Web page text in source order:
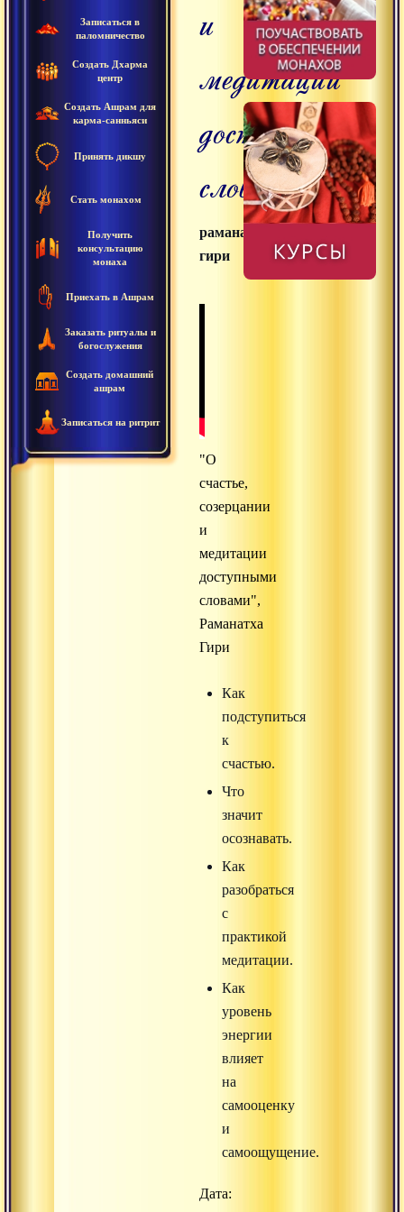
Записаться в
паломничество
Создать Дхарма
центр
Создать Ашрам для
карма-санньяси
Принять дикшу
Стать монахом
Получить
консультацию
монаха
Приехать в Ашрам
Заказать ритуалы и
богослужения
Создать домашний
ашрам
Записаться на ритрит
и
медитации
доступными
словами
раманатха
гири
"О
счастье,
созерцании
и
медитации
доступными
словами",
Раманатха
Гири
Как
подступиться
к
счастью.
Что
значит
осознавать.
Как
разобраться
с
практикой
медитации.
Как
уровень
энергии
влияет
на
самооценку
и
самоощущение.
Дата: